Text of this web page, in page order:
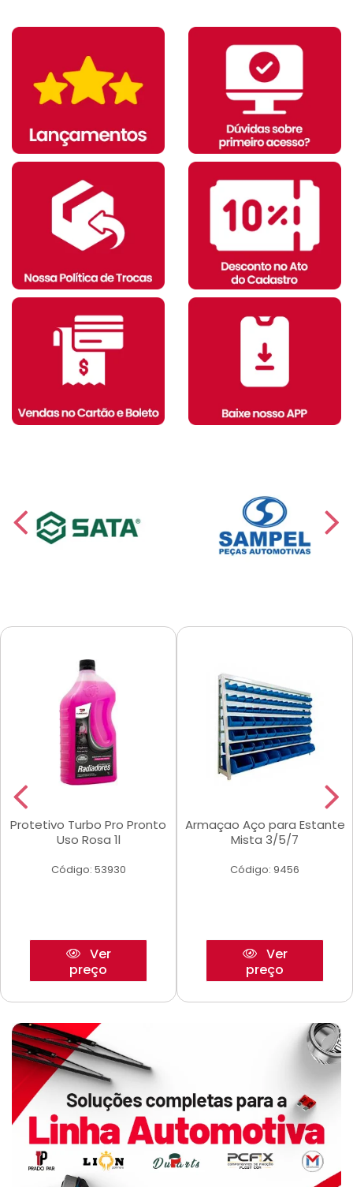
Protetivo Turbo Pro Pronto
Uso Rosa 1l
Código: 53930
Ver
preço
Armaçao Aço para Estante
Mista 3/5/7
Código: 9456
Ver
preço